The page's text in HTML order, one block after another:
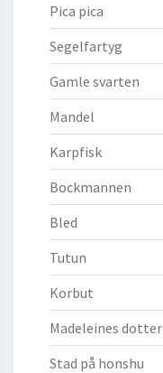
Pica pica
Segelfartyg
Gamle svarten
Mandel
Karpfisk
Bockmannen
Bled
Tutun
Korbut
Madeleines dotter
Stad på honshu